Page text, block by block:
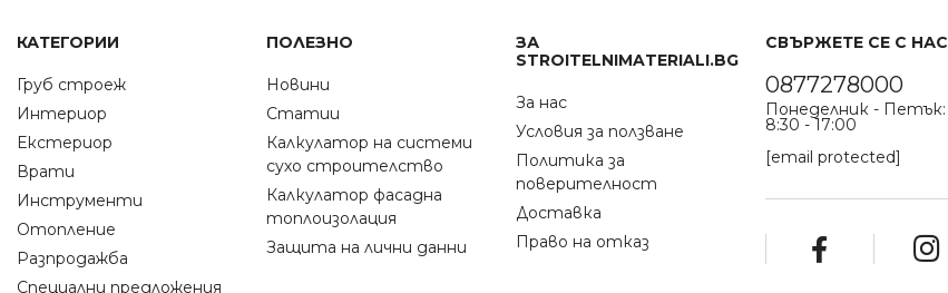
КАТЕГОРИИ
Груб строеж
Интериор
Екстериор
Врати
Инструменти
Отопление
Разпродажба
Специални предложения
ПОЛЕЗНО
Новини
Статии
Калкулатор на системи
сухо строителство
Калкулатор фасадна
топлоизолация
Защита на лични данни
ЗА
STROITELNIMATERIALI.BG
За нас
Условия за ползване
Политика за
поверителност
Доставка
Право на отказ
СВЪРЖЕТЕ СЕ С НАС
0877278000
Понеделник - Петък:
8:30 - 17:00
[email protected]